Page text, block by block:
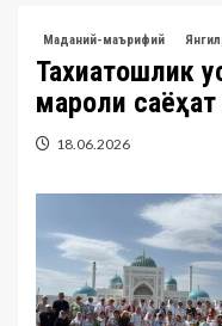
Маданий-маърифий
Тахиатошлик
мароқли
18.06.2026